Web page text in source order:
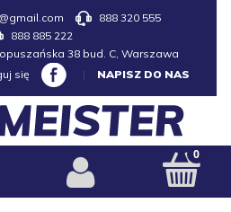
888 320 555
888 885 222
38 bud. C, Warszawa
się | NAPISZ DO NAS